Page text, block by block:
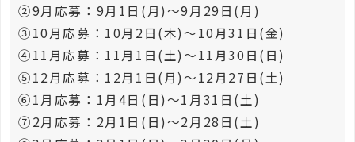
②9月応募：9月1日(月)～9月29日(月)
③10月応募：10月2日(木)～10月31日(金)
④11月応募：11月1日(土)～11月30日(日)
⑤12月応募：12月1日(月)～12月27日(土)
⑥1月応募：1月4日(日)～1月31日(土)
⑦2月応募：2月1日(日)～2月28日(土)